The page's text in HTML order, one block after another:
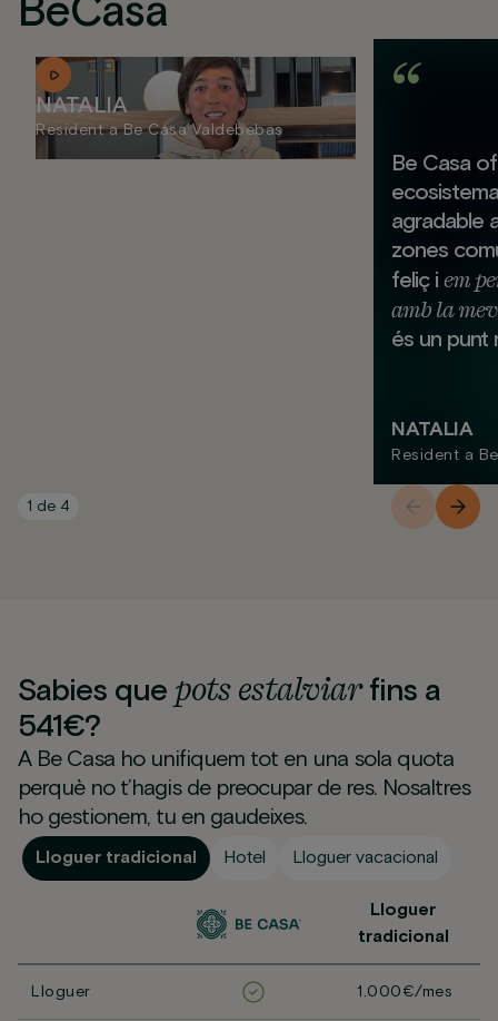
BeCasa
NATALIA
Resident a Be Casa Valdebebas
Be Casa
agradable
zones
feliç iem
amb la
és un punt
NATALIA
Resident a
1 de 4
Sabies que pots estalviarfins a
541€?
A Be Casa ho unifiquem tot en una sola quota
perquè no t’hagis de preocupar de res. Nosaltres
ho gestionem, tu en gaudeixes.
Lloguer tradicional Hotel Lloguer vacacional
Lloguer
tradicional
Lloguer 1.000€/mes